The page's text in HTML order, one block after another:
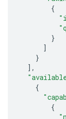
{
}
]
}
],
{
{